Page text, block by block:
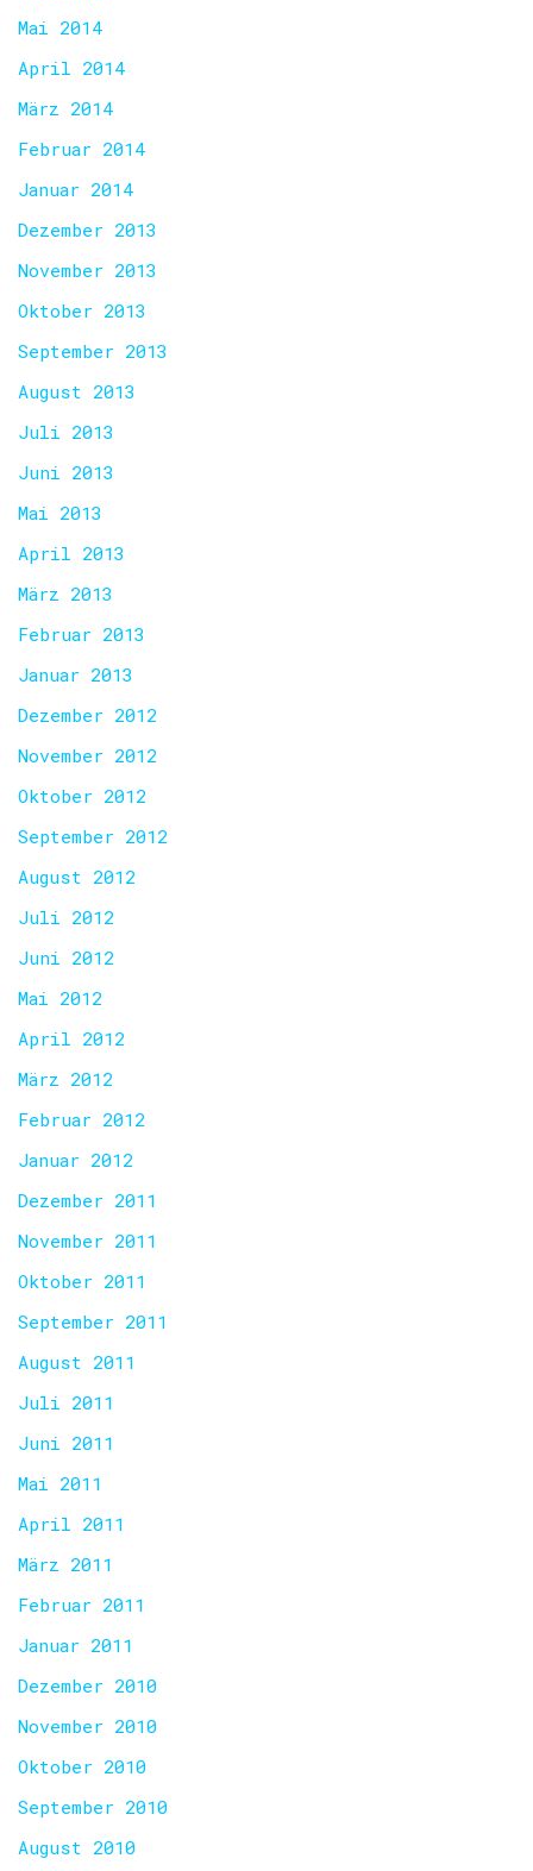
Mai 2014
April 2014
März 2014
Februar 2014
Januar 2014
Dezember 2013
November 2013
Oktober 2013
September 2013
August 2013
Juli 2013
Juni 2013
Mai 2013
April 2013
März 2013
Februar 2013
Januar 2013
Dezember 2012
November 2012
Oktober 2012
September 2012
August 2012
Juli 2012
Juni 2012
Mai 2012
April 2012
März 2012
Februar 2012
Januar 2012
Dezember 2011
November 2011
Oktober 2011
September 2011
August 2011
Juli 2011
Juni 2011
Mai 2011
April 2011
März 2011
Februar 2011
Januar 2011
Dezember 2010
November 2010
Oktober 2010
September 2010
August 2010